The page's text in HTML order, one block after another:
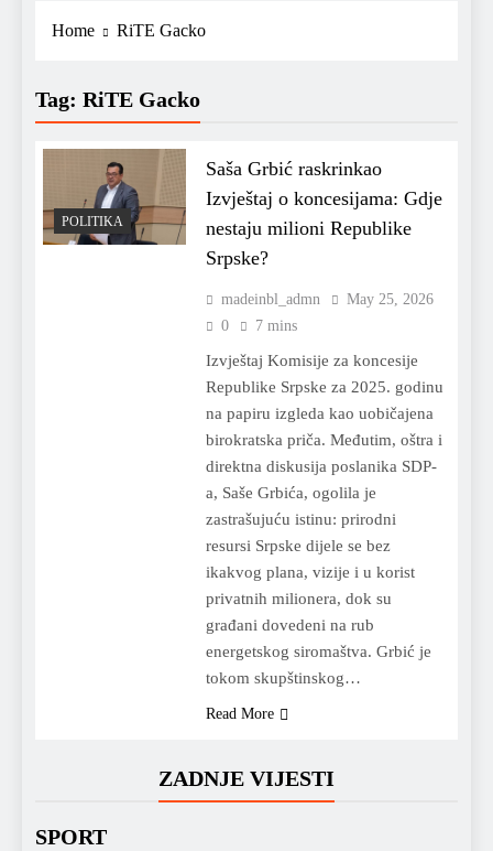
ZADNJE VIJESTI
SPORT
Home RiTE Gacko
Tag: RiTE Gacko
POLITIKA
Saša Grbić raskrinkao
Izvještaj o koncesijama: Gdje
nestaju milioni Republike
Srpske?
madeinbl_admn
May 25, 2026
0
7 mins
Izvještaj Komisije za koncesije
Republike Srpske za 2025. godinu
na papiru izgleda kao uobičajena
birokratska priča. Međutim, oštra i
direktna diskusija poslanika SDP-
a, Saše Grbića, ogolila je
zastrašujuću istinu: prirodni
resursi Srpske dijele se bez
ikakvog plana, vizije i u korist
privatnih milionera, dok su
građani dovedeni na rub
energetskog siromaštva. Grbić je
tokom skupštinskog…
Read More